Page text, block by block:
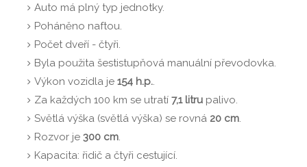
Auto má plný typ jednotky.
Poháněno naftou.
Počet dveří - čtyři.
Byla použita šestistupňová manuální převodovka.
Výkon vozidla je 154 h.p.
Za každých 100 km se utratí 7,1 litru palivo.
Světlá výška (světlá výška) se rovná 20 cm
Rozvor je 300 cm
Kapacita: řidič a čtyři cestující.